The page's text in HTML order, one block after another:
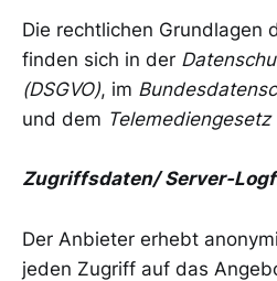
Die rechtlichen Grundlagen
finden sich in der
(DSGVO), im
und dem Telemediengesetz
Zugriffsdaten/ Server-
Der Anbieter erhebt
jeden Zugriff auf das